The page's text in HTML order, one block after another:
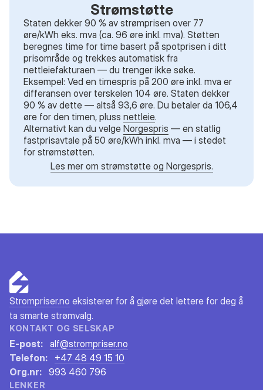
Strømstøtte
Staten dekker 90 % av strømprisen over 77
øre/kWh eks. mva (ca. 96 øre inkl. mva). Støtten
beregnes time for time basert på spotprisen i ditt
prisområde og trekkes automatisk fra
nettleiefakturaen — du trenger ikke søke.
Eksempel: Ved en timespris på 200 øre inkl. mva er
differansen over terskelen 104 øre. Staten dekker
90 % av dette — altså 93,6 øre. Du betaler da 106,4
øre for den timen, pluss nettleie.
Alternativt kan du velge Norgespris — en statlig
fastprisavtale på 50 øre/kWh inkl. mva — i stedet
for strømstøtten.
Les mer om strømstøtte og Norgespris.
Strompriser.no eksisterer for å gjøre det lettere for deg å
ta smarte strømvalg.
KONTAKT OG SELSKAP
E-post: alf@strompriser.no
Telefon:
+47 48 49 15 10
Org.nr: 993 460 796
LENKER